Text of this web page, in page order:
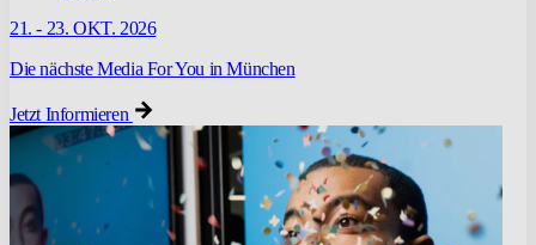
21. - 23. OKT. 2026
Die nächste Media For You in München
Jetzt Informieren